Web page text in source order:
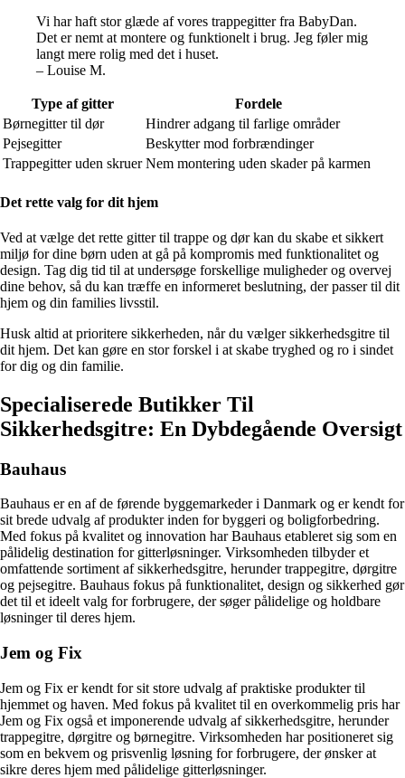
Vi har haft stor glæde af vores trappegitter fra BabyDan.
Det er nemt at montere og funktionelt i brug. Jeg føler mig
langt mere rolig med det i huset.
– Louise M.
Type af gitter
Fordele
Børnegitter til dør
Hindrer adgang til farlige områder
Pejsegitter
Beskytter mod forbrændinger
Trappegitter uden skruer Nem montering uden skader på karmen
Det rette valg for dit hjem
Ved at vælge det rette gitter til trappe og dør kan du skabe et sikkert
miljø for dine børn uden at gå på kompromis med funktionalitet og
design. Tag dig tid til at undersøge forskellige muligheder og overvej
dine behov, så du kan træffe en informeret beslutning, der passer til dit
hjem og din families livsstil.
Husk altid at prioritere sikkerheden, når du vælger sikkerhedsgitre til
dit hjem. Det kan gøre en stor forskel i at skabe tryghed og ro i sindet
for dig og din familie.
Specialiserede Butikker Til
Sikkerhedsgitre: En Dybdegående Oversigt
Bauhaus
Bauhaus er en af de førende byggemarkeder i Danmark og er kendt for
sit brede udvalg af produkter inden for byggeri og boligforbedring.
Med fokus på kvalitet og innovation har Bauhaus etableret sig som en
pålidelig destination for gitterløsninger. Virksomheden tilbyder et
omfattende sortiment af sikkerhedsgitre, herunder trappegitre, dørgitre
og pejsegitre. Bauhaus fokus på funktionalitet, design og sikkerhed gør
det til et ideelt valg for forbrugere, der søger pålidelige og holdbare
løsninger til deres hjem.
Jem og Fix
Jem og Fix er kendt for sit store udvalg af praktiske produkter til
hjemmet og haven. Med fokus på kvalitet til en overkommelig pris har
Jem og Fix også et imponerende udvalg af sikkerhedsgitre, herunder
trappegitre, dørgitre og børnegitre. Virksomheden har positioneret sig
som en bekvem og prisvenlig løsning for forbrugere, der ønsker at
sikre deres hjem med pålidelige gitterløsninger.